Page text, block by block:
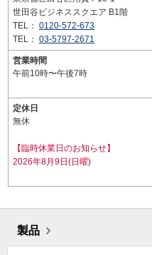
世田谷ビジネススクエア B1階
TEL： 0120-572-673
TEL： 03-5797-2671
営業時間
午前10時〜午後7時
定休日
無休
【臨時休業日のお知らせ】
2026年8月9日(日曜)
製品